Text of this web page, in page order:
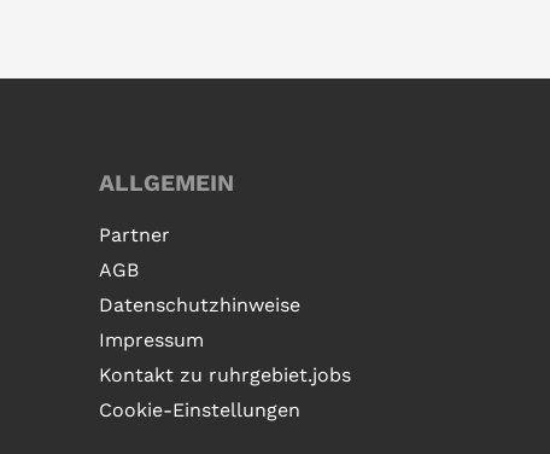
ALLGEMEIN
Partner
AGB
Datenschutzhinweise
Impressum
Kontakt zu ruhrgebiet.jobs
Cookie-Einstellungen